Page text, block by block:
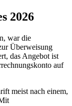
2026
war die
Überweisung
das Angebot ist
auf
meist nach einem,